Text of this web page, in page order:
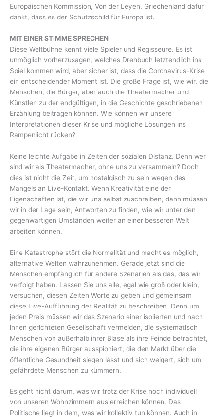
Europäischen Kommission, Von der Leyen, Griechenland dafür
dankt, dass es der Schutzschild für Europa ist.
MIT EINER STIMME SPRECHEN
Diese Weltbühne kennt viele Spieler und Regisseure. Es ist
unmöglich vorherzusagen, welches Drehbuch letztendlich ins
Spiel kommen wird, aber sicher ist, dass die Coronavirus-Krise
ein entscheidender Moment ist. Die große Frage ist, wie wir, die
Menschen, die Bürger, aber auch die Theatermacher und
Künstler, zu der endgültigen, in die Geschichte geschriebenen
Erzählung beitragen können. Wie können wir unsere
Interpretationen dieser Krise und mögliche Lösungen ins
Rampenlicht rücken?
Keine leichte Aufgabe in Zeiten der sozialen Distanz. Denn wer
sind wir als Theatermacher, ohne uns zu versammeln? Doch
dies ist nicht die Zeit, um nostalgisch zu sein wegen des
Mangels an Live-Kontakt. Wenn Kreativität eine der
Eigenschaften ist, die wir uns selbst zuschreiben, dann müssen
wir in der Lage sein, Antworten zu finden, wie wir unter den
gegenwärtigen Umständen weiter an einer besseren Welt
arbeiten können.
Eine Katastrophe stört die Normalität und macht es möglich,
alternative Welten wahrzunehmen. Gerade jetzt sind die
Menschen empfänglich für andere Szenarien als das, das wir
verfolgt haben. Lassen Sie uns alle, egal wie groß oder klein,
versuchen, diesen Zeiten Worte zu geben und gemeinsam
diese Live-Aufführung der Realität zu beschreiben. Denn um
jeden Preis müssen wir das Szenario einer isolierten und nach
innen gerichteten Gesellschaft vermeiden, die systematisch
Menschen von außerhalb ihrer Blase als ihre Feinde betrachtet,
die ihre eigenen Bürger ausspioniert, die den Markt über die
öffentliche Gesundheit siegen lässt und sich weigert, sich um
gefährdete Menschen zu kümmern.
Es geht nicht darum, was wir trotz der Krise noch individuell
von unseren Wohnzimmern aus erreichen können. Das
Politische liegt in dem, was wir kollektiv tun können. Auch in